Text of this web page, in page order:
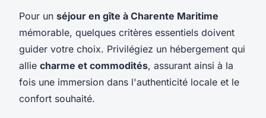
Pour un séjour en gîte à Charente Maritime
mémorable, quelques critères essentiels doivent
guider votre choix. Privilégiez un hébergement qui
allie charme et commodités, assurant ainsi à la
fois une immersion dans l'authenticité locale et le
confort souhaité.